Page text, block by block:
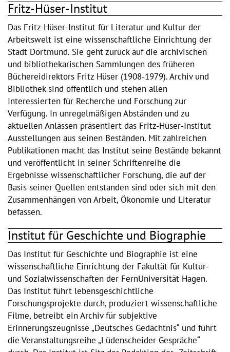
Fritz-Hüser-Institut
Das Fritz-Hüser-Institut für Literatur und Kultur der
Arbeitswelt ist eine wissenschaftliche Einrichtung der
Stadt Dortmund. Sie geht zurück auf die archivischen
und bibliothekarischen Sammlungen des früheren
Büchereidirektors Fritz Hüser (1908-1979). Archiv und
Bibliothek sind öffentlich und stehen allen
Interessierten für Recherche und Forschung zur
Verfügung. In unregelmäßigen Abständen und zu
aktuellen Anlässen präsentiert das Fritz-Hüser-Institut
Ausstellungen aus seinen Beständen. Mit zahlreichen
Publikationen macht das Institut seine Bestände bekannt
und veröffentlicht in seiner Schriftenreihe die
Ergebnisse wissenschaftlicher Forschung, die auf der
Basis seiner Quellen entstanden sind oder sich mit den
Zusammenhängen von Arbeit, Ökonomie und Literatur
befassen.
Institut für Geschichte und Biographie
Das Institut für Geschichte und Biographie ist eine
wissenschaftliche Einrichtung der Fakultät für Kultur-
und Sozialwissenschaften der FernUniversität Hagen.
Das Institut führt lebensgeschichtliche
Forschungsprojekte durch, produziert wissenschaftliche
Filme, betreibt ein Archiv für subjektive
Erinnerungszeugnisse „Deutsches Gedächtnis“ und führt
die Veranstaltungsreihe „Lüdenscheider Gespräche“